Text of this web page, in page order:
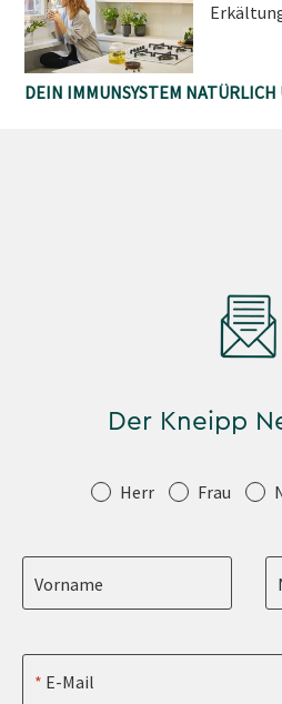
DEIN IMMUNSYSTEM
Der Kneipp
Anrede Herr Frau
Vorname
E-Mail